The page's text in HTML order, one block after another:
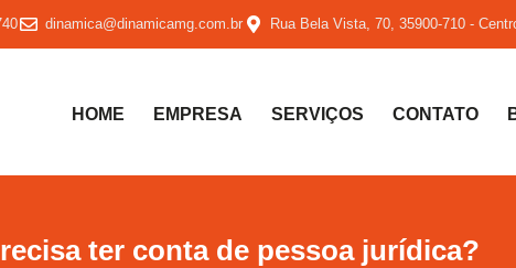
dinamica@dinamicamg.com.br Rua Bela Vista, 70, 35900-710 -
HOME EMPRESA SERVIÇOS CONTATO
ter conta de pessoa jurídica?